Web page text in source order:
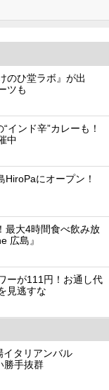
のひ堂ラボ』が出
ツも
インド辛”カレーも！
中
にオープン！
最大4時間食べ飲み放
広島』
ーが111円！お通し代
見逃すな
タリアンバル
勝手抜群